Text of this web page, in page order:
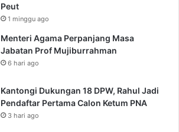
Peut
1 minggu ago
Menteri Agama Perpanjang Masa
Jabatan Prof Mujiburrahman
6 hari ago
Kantongi Dukungan 18 DPW, Rahul Jadi
Pendaftar Pertama Calon Ketum PNA
3 hari ago